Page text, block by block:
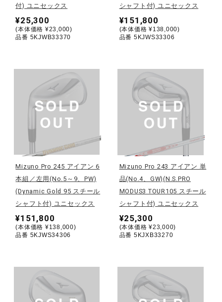
健康／エクササイズ
メディカル
コラボ／ライセンス
セール
その他
サポート
取扱店一覧
付) ユニセックス
¥25,300
(本体価格 ¥23,000)
品番 5KJWB33370
シャフト付) ユニセックス
¥151,800
(本体価格 ¥138,000)
品番 5KJWS33306
Mizuno Pro 245 アイアン 6
本組／左用(No.5～9、PW)
(Dynamic Gold 95 スチール
シャフト付) ユニセックス
¥151,800
(本体価格 ¥138,000)
品番 5KJWS34306
Mizuno Pro 243 アイアン 単
品(No.4、GW)(N.S.PRO
MODUS3 TOUR105 スチール
シャフト付) ユニセックス
¥25,300
(本体価格 ¥23,000)
品番 5KJXB33270